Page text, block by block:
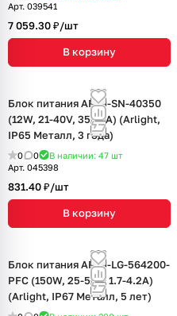
Арт. 039541
7 059.30 ₽/шт
В корзину
Блок питания ARPJ-SN-40350
(12W, 21-40V, 350mA) (Arlight,
IP65 Металл, 3 года)
0 0 В наличии: 47 шт
Арт. 045398
831.40 ₽/шт
В корзину
Блок питания ARPJ-LG-564200-
PFC (150W, 25-56V, 1.7-4.2A)
(Arlight, IP67 Металл, 5 лет)